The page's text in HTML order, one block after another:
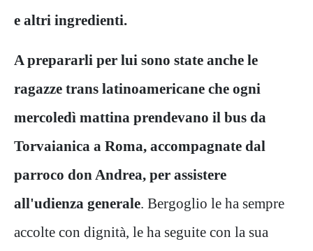
e altri ingredienti.
A prepararli per lui sono state anche le
ragazze trans latinoamericane che ogni
mercoledì mattina prendevano il bus da
Torvaianica a Roma, accompagnate dal
parroco don Andrea, per assistere
all'udienza generale. Bergoglio le ha sempre
accolte con dignità, le ha seguite con la sua